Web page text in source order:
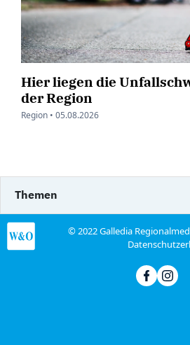
Hier liegen die
der Region
Region • 05.08.2026
Themen
© 2022 Galledia